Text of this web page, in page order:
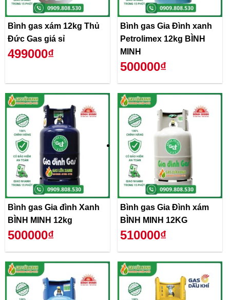
Bình gas xám 12kg Thủ
Đức Gas giá sỉ
499000₫
Bình gas Gia Đình xanh
Petrolimex 12kg BÌNH
MINH
500000₫
Bình gas Gia đình Xanh
BÌNH MINH 12kg
500000₫
Bình gas Gia Đình xám
BÌNH MINH 12KG
510000₫